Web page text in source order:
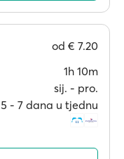
od € 7.20
1h 10m
sij. ‐ pro.
5 ‐ 7 dana u tjednu